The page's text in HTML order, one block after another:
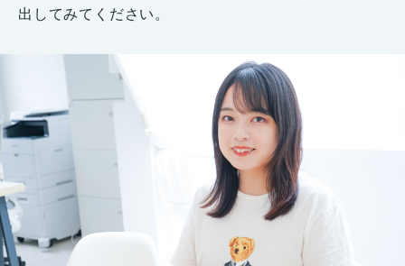
出してみてください。